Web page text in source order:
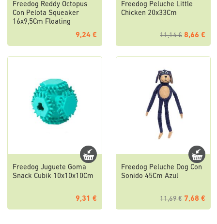
Freedog Reddy Octopus
Con Pelota Squeaker
16x9,5Cm Floating
9,24 €
Freedog Peluche Little
Chicken 20x33Cm
11,14 € 8,66 €
Freedog Juguete Goma
Snack Cubik 10x10x10Cm
9,31 €
Freedog Peluche Dog Con
Sonido 45Cm Azul
11,69 € 7,68 €